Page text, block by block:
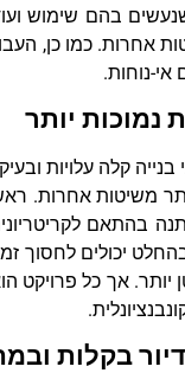
בהם שימוש
אחרות. כמו כן,
נוחות.
נמוכות יותר
קלה עלויות
משיטות אחרות.
בהתאם
יכולים לחסוך
יותר. אך כל פרויקט
בקלות